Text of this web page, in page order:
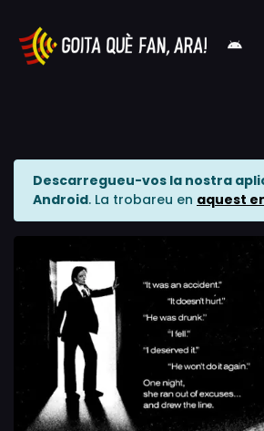
Descarregueu-vos la nostra
Android. La trobareu en aquest